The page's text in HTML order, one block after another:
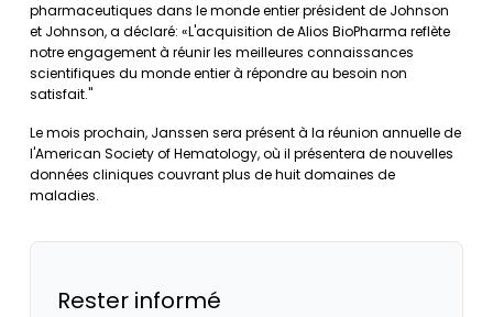
pharmaceutiques dans le monde entier président de Johnson
et Johnson, a déclaré: «L'acquisition de Alios BioPharma reflète
notre engagement à réunir les meilleures connaissances
scientifiques du monde entier à répondre au besoin non
satisfait."
Le mois prochain, Janssen sera présent à la réunion annuelle de
l'American Society of Hematology, où il présentera de nouvelles
données cliniques couvrant plus de huit domaines de
maladies.
Rester informé